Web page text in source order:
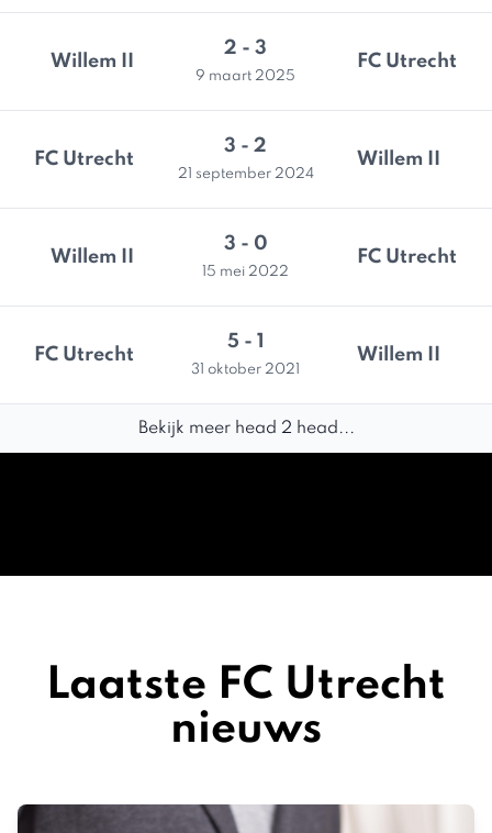
Willem II
2 - 3
9 maart 2025
FC Utrecht
FC Utrecht
3 - 2
21 september 2024
Willem II
Willem II
3 - 0
15 mei 2022
FC Utrecht
FC Utrecht
5 - 1
31 oktober 2021
Willem II
Bekijk meer head 2 head...
Laatste FC Utrecht
nieuws